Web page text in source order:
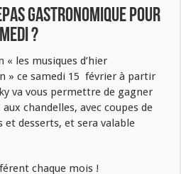
gastronomique pour
?
« les musiques d’hier
» ce samedi 15 février à partir
va vous permettre de gagner
chandelles, avec coupes de
desserts, et sera valable
chaque mois !